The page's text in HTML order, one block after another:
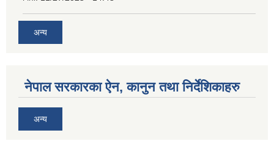
अन्य
नेपाल सरकारका ऐन, कानुन तथा निर्देशिकाहरु
अन्य